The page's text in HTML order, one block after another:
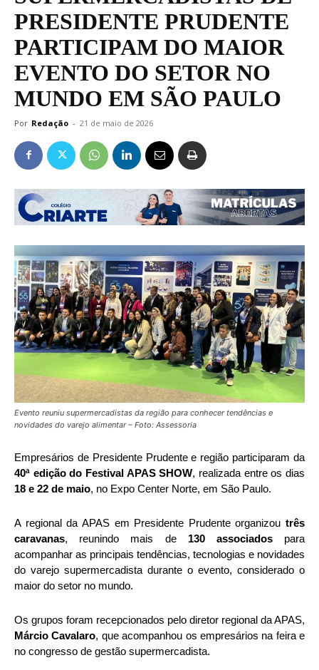
PRESIDENTE PRUDENTE
PARTICIPAM DO MAIOR
EVENTO DO SETOR NO
MUNDO EM SÃO PAULO
Por Redação - 21 de maio de 2026
Evento reuniu supermercadistas da região para conhecer tendências e
novidades do varejo alimentar – Foto: Assessoria
Empresários de Presidente Prudentee região participaram da
40ª edição do Festival APAS SHOW, realizada entre os dias
18 e 22 de maio, no Expo Center Norte, em São Paulo.
A regional da APAS em Presidente Prudente organizou três
caravanas, reunindo mais de 130 associadospara
acompanhar as principais tendências, tecnologias e novidades
do varejo supermercadista durante o evento, considerado o
maior do setor no mundo.
Os grupos foram recepcionados pelo diretor regional da APAS,
Márcio Cavalaro, que acompanhou os empresários na feira e
no congresso de gestão supermercadista.